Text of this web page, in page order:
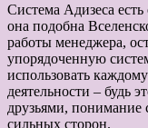
Система Адизеса
она подобна
работы менеджера,
упорядоченную
использовать
деятельности – будь
друзьями, понимание
сильных сторон.